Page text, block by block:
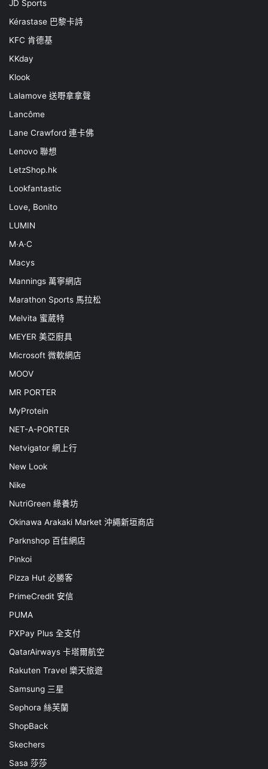
JD Sports
Kérastase 巴黎卡詩
KFC 肯德基
KKday
Klook
Lalamove 送嘢拿拿聲
Lancôme
Lane Crawford 連卡佛
Lenovo 聯想
LetzShop.hk
Lookfantastic
Love, Bonito
LUMIN
M·A·C
Macys
Mannings 萬寧網店
Marathon Sports 馬拉松
Melvita 蜜葳特
MEYER 美亞廚具
Microsoft 微軟網店
MOOV
MR PORTER
MyProtein
NET-A-PORTER
Netvigator 網上行
New Look
Nike
NutriGreen 綠養坊
Okinawa Arakaki Market 沖繩新垣商店
Parknshop 百佳網店
Pinkoi
Pizza Hut 必勝客
PrimeCredit 安信
PUMA
PXPay Plus 全支付
QatarAirways 卡塔爾航空
Rakuten Travel 樂天旅遊
Samsung 三星
Sephora 絲芙蘭
ShopBack
Skechers
Sasa 莎莎